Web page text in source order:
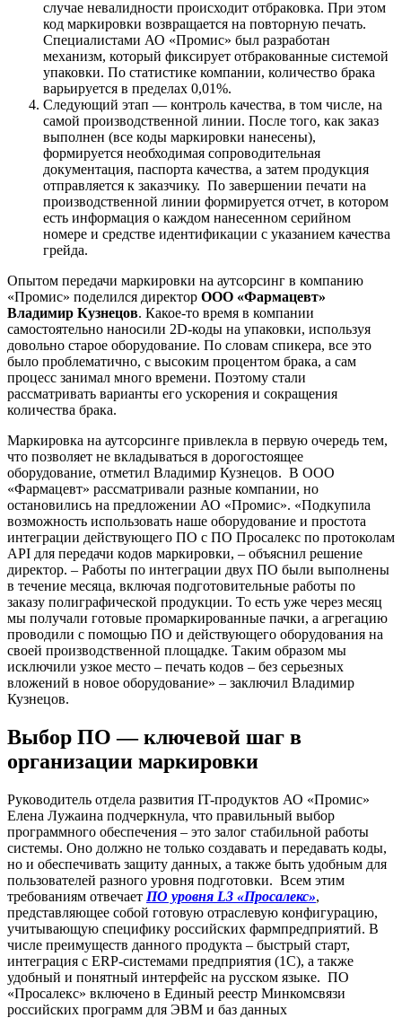
случае невалидности происходит отбраковка. При этом
код маркировки возвращается на повторную печать.
Специалистами АО «Промис» был разработан
механизм, который фиксирует отбракованные системой
упаковки. По статистике компании, количество брака
варьируется в пределах 0,01%.
Следующий этап — контроль качества, в том числе, на
самой производственной линии. После того, как заказ
выполнен (все коды маркировки нанесены),
формируется необходимая сопроводительная
документация, паспорта качества, а затем продукция
отправляется к заказчику. По завершении печати на
производственной линии формируется отчет, в котором
есть информация о каждом нанесенном серийном
номере и средстве идентификации с указанием качества
грейда.
Опытом передачи маркировки на аутсорсинг в компанию
«Промис» поделился директор ООО «Фармацевт»
Владимир Кузнецов. Какое-то время в компании
самостоятельно наносили 2D-коды на упаковки, используя
довольно старое оборудование. По словам спикера, все это
было проблематично, с высоким процентом брака, а сам
процесс занимал много времени. Поэтому стали
рассматривать варианты его ускорения и сокращения
количества брака.
Маркировка на аутсорсинге привлекла в первую очередь тем,
что позволяет не вкладываться в дорогостоящее
оборудование, отметил Владимир Кузнецов. В ООО
«Фармацевт» рассматривали разные компании, но
остановились на предложении АО «Промис». «Подкупила
возможность использовать наше оборудование и простота
интеграции действующего ПО с ПО Просалекс по протоколам
API для передачи кодов маркировки, – объяснил решение
директор. – Работы по интеграции двух ПО были выполнены
в течение месяца, включая подготовительные работы по
заказу полиграфической продукции. То есть уже через месяц
мы получали готовые промаркированные пачки, а агрегацию
проводили с помощью ПО и действующего оборудования на
своей производственной площадке. Таким образом мы
исключили узкое место – печать кодов – без серьезных
вложений в новое оборудование» – заключил Владимир
Кузнецов.
Выбор ПО — ключевой шаг в
организации маркировки
Руководитель отдела развития IT-продуктов АО «Промис»
Елена Лужаина подчеркнула, что правильный выбор
программного обеспечения – это залог стабильной работы
системы. Оно должно не только создавать и передавать коды,
но и обеспечивать защиту данных, а также быть удобным для
пользователей разного уровня подготовки. Всем этим
требованиям отвечает ПО уровня L3 «Просалекс»,
представляющее собой готовую отраслевую конфигурацию,
учитывающую специфику российских фармпредприятий. В
числе преимуществ данного продукта – быстрый старт,
интеграция с ERP-системами предприятия (1C), а также
удобный и понятный интерфейс на русском языке. ПО
«Просалекс» включено в Единый реестр Минкомсвязи
российских программ для ЭВМ и баз данных